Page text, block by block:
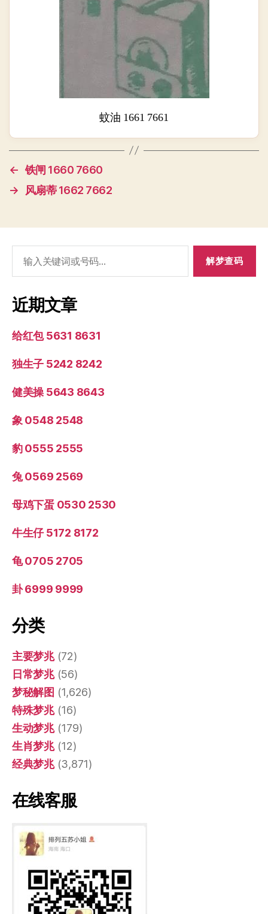
蚊油 1661 7661
← 铁闸 1660 7660
→
风扇蒂 1662 7662
索：
近期文章
给红包 5631 8631
独生子 5242 8242
健美操 5643 8643
象 0548 2548
豹 0555 2555
兔 0569 2569
母鸡下蛋 0530 2530
牛生仔 5172 8172
龟 0705 2705
卦 6999 9999
分类
主要梦兆(72)
日常梦兆(56)
梦秘解图 (1,626)
特殊梦兆(16)
生动梦兆(179)
生肖梦兆(12)
经典梦兆(3,871)
在线客服